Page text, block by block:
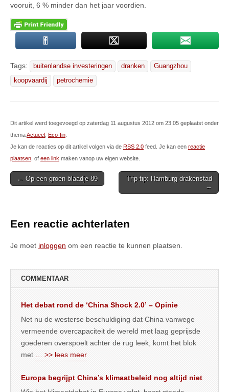
vooruit, 6 % minder dan het jaar voordien.
Tags: buitenlandse investeringen dranken
Guangzhou
koopvaardij
petrochemie
Dit artikel werd toegevoegd op zaterdag 11 augustus 2012 om 23:05 geplaatst onder
themaActueel Eco-fin
Je kan de reacties op dit artikel volgen via de RSS 2.0 feed. Je kan een reactie
plaatsen , of een link maken vanop uw eigen website.
Post
← Op een groen blaadje 89
Trip-tip: Hamburg drakenstad
→
Een reactie achterlaten
Je moet inloggen om een reactie te kunnen plaatsen.
COMMENTAAR
Het debat rond de ‘China Shock 2.0’ – Opinie
Net nu de westerse beschuldiging dat China vanwege
vermeende overcapaciteit de wereld met laag geprijsde
goederen overspoelt achter de rug leek, komt het blok
met
… >> lees meer
Europa begrijpt China’s klimaatbeleid nog altijd niet